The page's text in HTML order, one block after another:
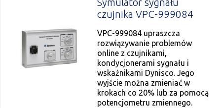
czujnika VPC-999084
VPC-999084 upraszcza
rozwiązywanie problemów
online z czujnikami,
kondycjonerami sygnału i
wskaźnikami Dynisco. Jego
wyjście można zmieniać w
krokach co 20% lub za pomocą
potencjometru zmiennego.